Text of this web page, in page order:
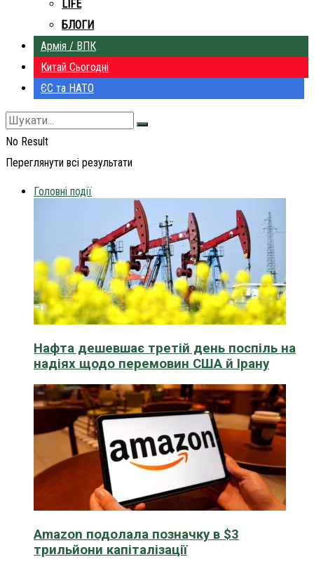
LIFE
БЛОГИ
Армія / ВПК
Китай Сьогодні
ЄС та НАТО
No Result
Переглянути всі результати
Головні події
Нафта дешевшає третій день поспіль на
надіях щодо перемовин США й Ірану
Amazon подолала позначку в $3
трильйони капіталізації